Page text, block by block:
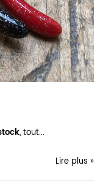
, tout...
Lire plus »